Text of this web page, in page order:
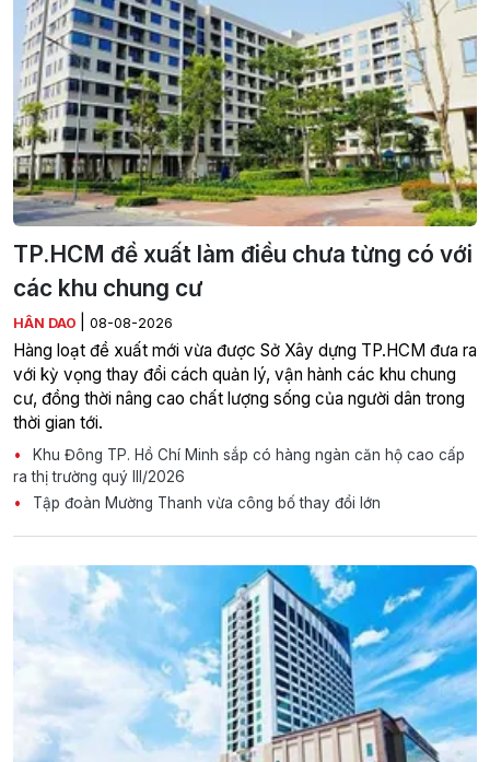
TP.HCM đề xuất làm điều chưa từng có với
các khu chung cư
HÂN DAO 08-08-2026
Hàng loạt đề xuất mới vừa được Sở Xây dựng TP.HCM đưa ra
với kỳ vọng thay đổi cách quản lý, vận hành các khu chung
cư, đồng thời nâng cao chất lượng sống của người dân trong
thời gian tới.
Khu Đông TP. Hồ Chí Minh sắp có hàng ngàn căn hộ cao cấp
ra thị trường quý III/2026
Tập đoàn Mường Thanh vừa công bố thay đổi lớn